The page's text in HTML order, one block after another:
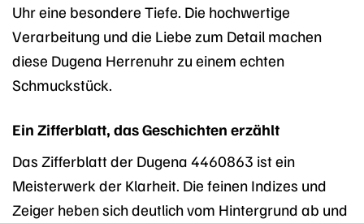
Uhr eine besondere Tiefe. Die hochwertige
Verarbeitung und die Liebe zum Detail machen
diese Dugena Herrenuhr zu einem echten
Schmuckstück.
Ein Zifferblatt, das Geschichten erzählt
Das Zifferblatt der Dugena 4460863 ist ein
Meisterwerk der Klarheit. Die feinen Indizes und
Zeiger heben sich deutlich vom Hintergrund ab und